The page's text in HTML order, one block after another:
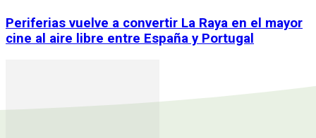
Periferias vuelve a convertir La Raya en el mayor
cine al aire libre entre España y Portugal